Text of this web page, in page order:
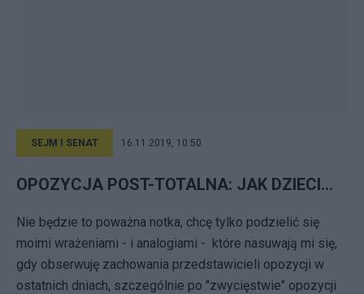
SEJM I SENAT 16.11.2019, 10:50
OPOZYCJA POST-TOTALNA: JAK DZIECI...
Nie będzie to poważna notka, chcę tylko podzielić się
moimi wrażeniami - i analogiami - które nasuwają mi się,
gdy obserwuję zachowania przedstawicieli opozycji w
ostatnich dniach, szczególnie po "zwycięstwie" opozycji